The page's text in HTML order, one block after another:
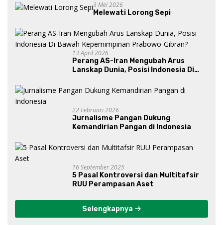
3 Mei 2026
Melewati Lorong Sepi
13 April 2026
Perang AS-Iran Mengubah Arus
Lanskap Dunia, Posisi Indonesia Di
Gibran?
22 Februari 2026
Jurnalisme Pangan Dukung
Kemandirian Pangan di Indonesia
16 September 2025
5 Pasal Kontroversi dan Multitafsir
RUU Perampasan Aset
Selengkapnya